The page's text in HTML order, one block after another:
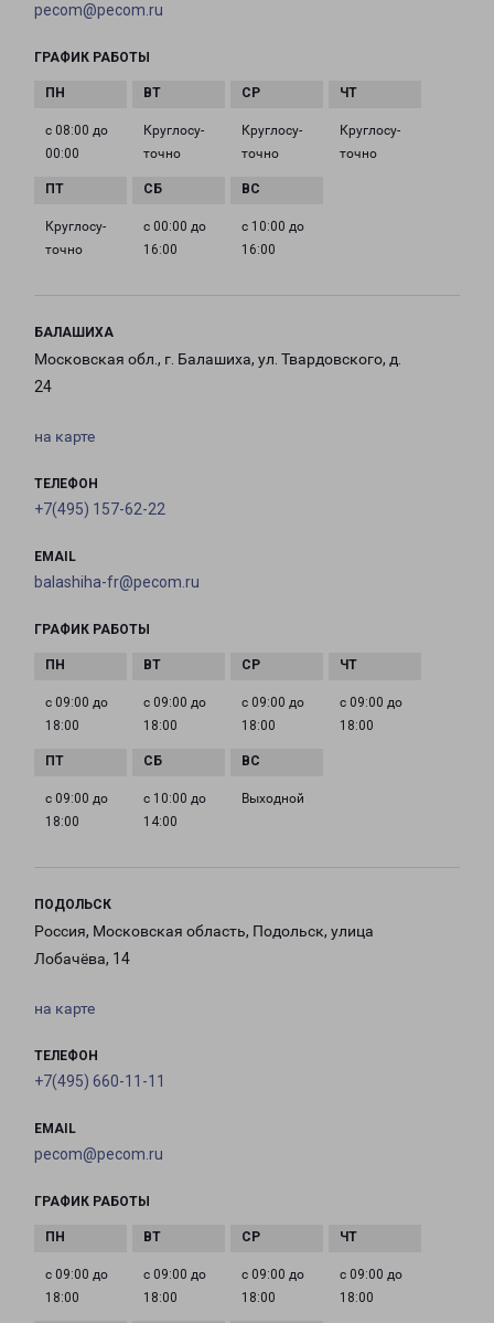
pecom@pecom.ru
ГРАФИК РАБОТЫ
с 08:00 до
00:00
Круглосу­
точно
Круглосу­
точно
Круглосу­
точно
Круглосу­
точно
с 00:00 до
16:00
с 10:00 до
16:00
БАЛАШИХА
Московская обл., г. Балашиха, ул. Твардовского, д.
24
на карте
ТЕЛЕФОН
+7(495) 157-62-22
EMAIL
balashiha-fr@pecom.ru
ГРАФИК РАБОТЫ
с 09:00 до
18:00
с 09:00 до
18:00
с 09:00 до
18:00
с 09:00 до
18:00
с 09:00 до
18:00
с 10:00 до
14:00
Выходной
ПОДОЛЬСК
Россия, Московская область, Подольск, улица
Лобачёва, 14
на карте
ТЕЛЕФОН
+7(495) 660-11-11
EMAIL
pecom@pecom.ru
ГРАФИК РАБОТЫ
с 09:00 до
18:00
с 09:00 до
18:00
с 09:00 до
18:00
с 09:00 до
18:00